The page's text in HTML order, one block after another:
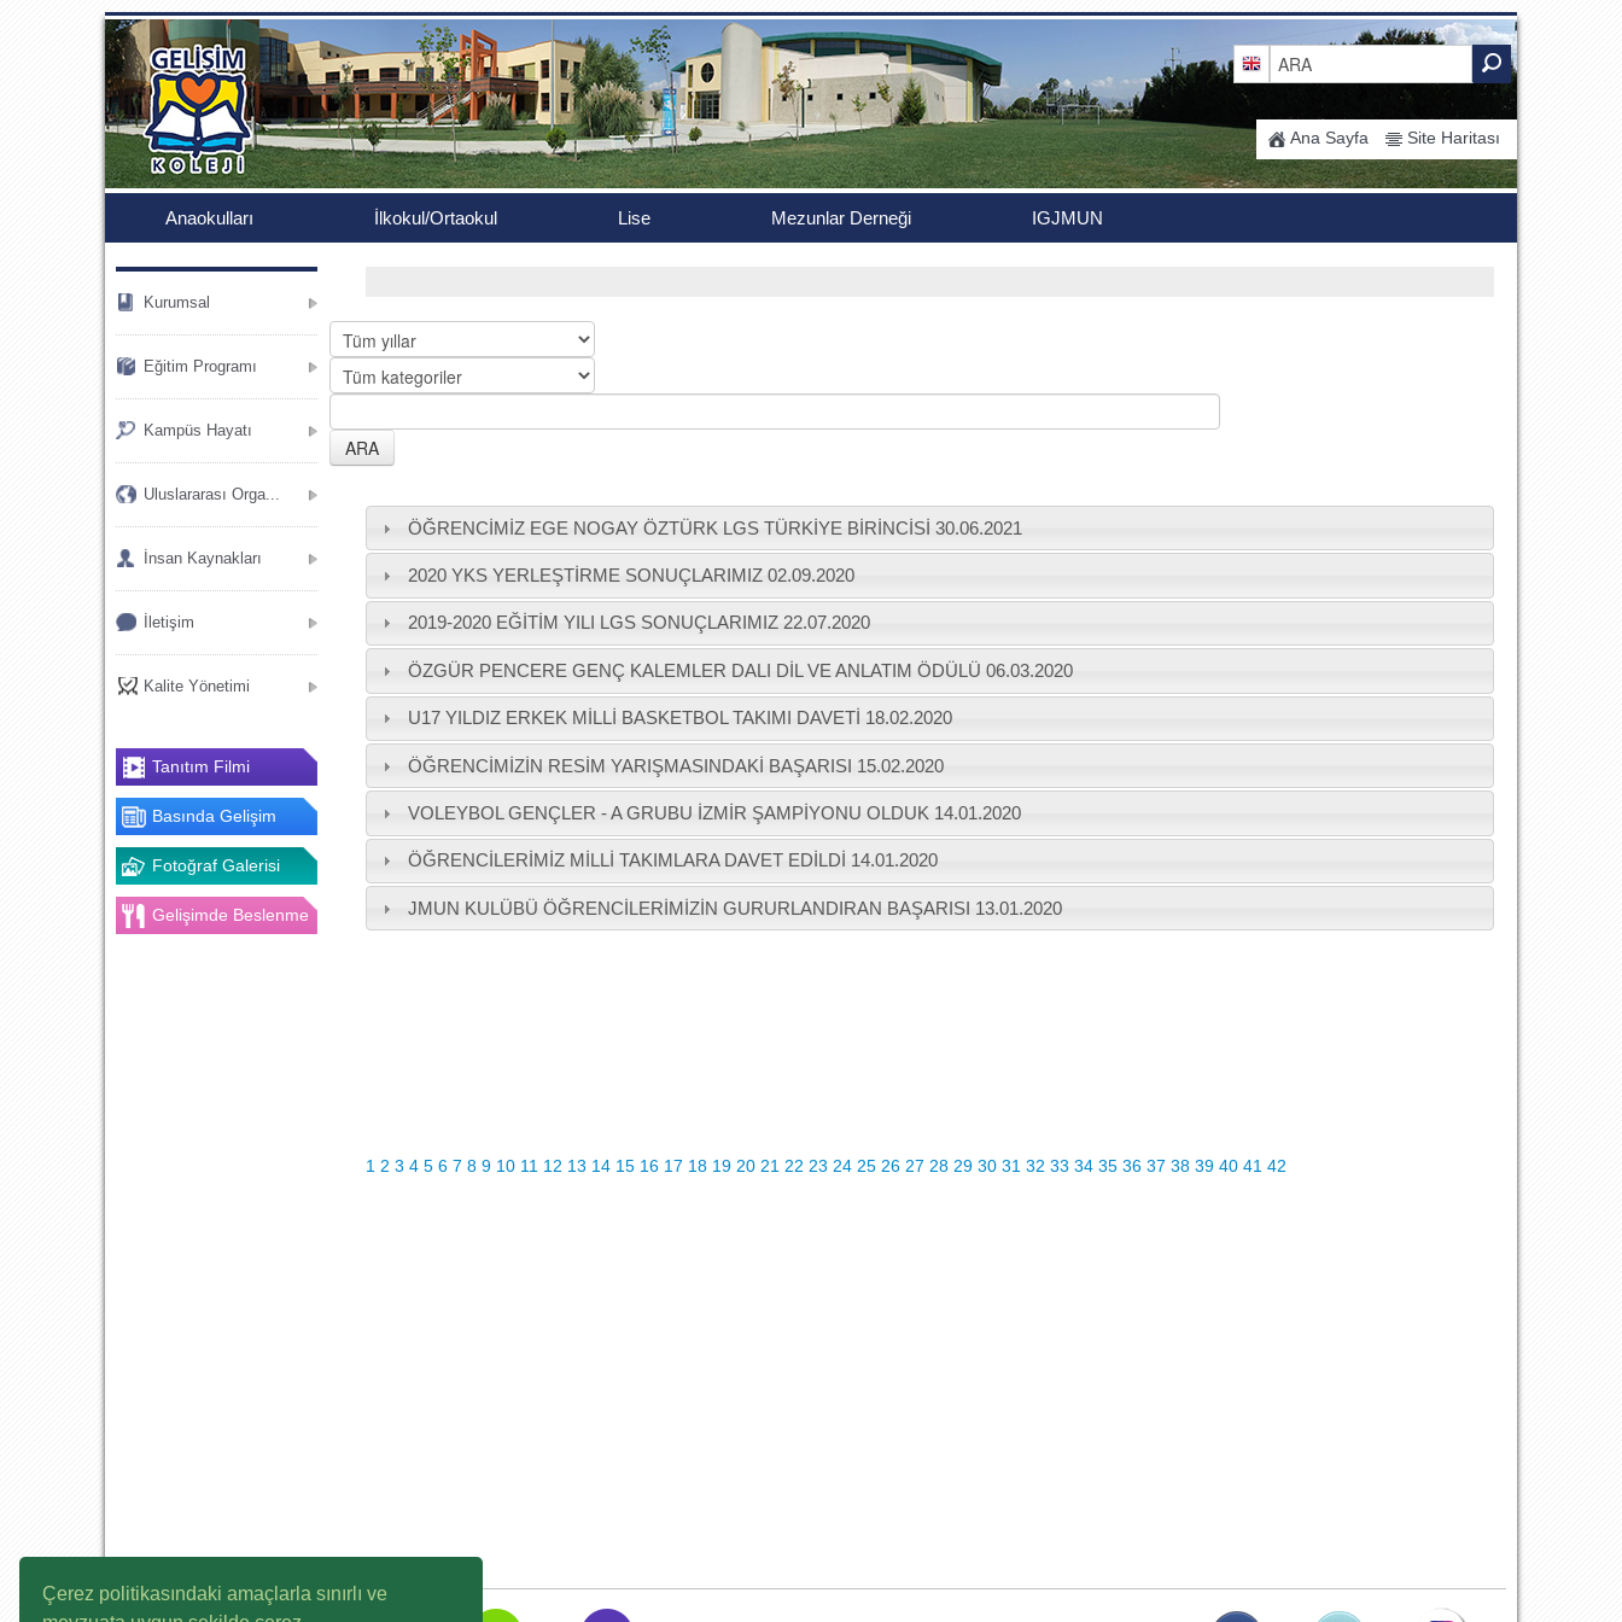
Çerez politikasındaki amaçlarla sınırlı ve
.
Ana Sayfa Site Haritası
Anaokulları İlkokul/Ortaokul Lise Mezunlar Derneği IGJMUN
Kurumsal
Eğitim Programı
Kampüs Hayatı
Uluslararası Orga...
İnsan Kaynakları
İletişim
Kalite Yönetimi
Tanıtım Filmi
Basında Gelişim
Fotoğraf Galerisi
Gelişimde Beslenme
ÖĞRENCİMİZ EGE NOGAY ÖZTÜRK LGS TÜRKİYE BİRİNCİSİ 30.06.2021
2020 YKS YERLEŞTİRME SONUÇLARIMIZ 02.09.2020
2019-2020 EĞİTİM YILI LGS SONUÇLARIMIZ 22.07.2020
ÖZGÜR PENCERE GENÇ KALEMLER DALI DİL VE ANLATIM ÖDÜLÜ 06.03.2020
U17 YILDIZ ERKEK MİLLİ BASKETBOL TAKIMI DAVETİ 18.02.2020
ÖĞRENCİMİZİN RESİM YARIŞMASINDAKİ BAŞARISI 15.02.2020
VOLEYBOL GENÇLER - A GRUBU İZMİR ŞAMPİYONU OLDUK 14.01.2020
ÖĞRENCİLERİMİZ MİLLİ TAKIMLARA DAVET EDİLDİ 14.01.2020
JMUN KULÜBÜ ÖĞRENCİLERİMİZİN GURURLANDIRAN BAŞARISI 13.01.2020
1 2 3 4 5 6 7 8 9 10 11 12 13 14 15 16 17 18 19 20 21 22 23 24 25 26 27 28 29 30 31 32 33 34 35 36 37 38 39 40 41 42